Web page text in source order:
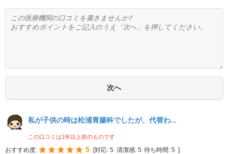
私が子供の時は松浦胃腸科でしたが、代替わ...
この口コミは1年以上前のものです
おすすめ度: 5 [対応: 5 清潔感: 5 待ち時間: 5 ]